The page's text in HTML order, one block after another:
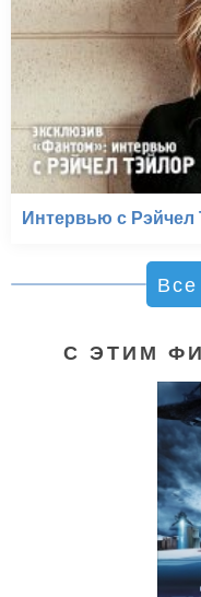
Интервью с
Все
С ЭТИМ